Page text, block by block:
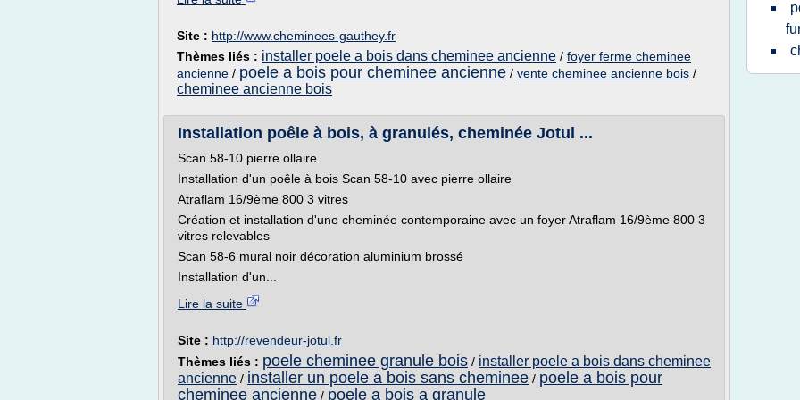
Site : http://www.cheminees-gauthey.fr
Thèmes liés : installer poele a bois dans cheminee ancienne / foyer ferme cheminee
ancienne / poele a bois pour cheminee ancienne / vente cheminee ancienne bois /
cheminee ancienne bois
Installation poêle à bois, à granulés, cheminée Jotul ...
Scan 58-10 pierre ollaire
Installation d'un poêle à bois Scan 58-10 avec pierre ollaire
Atraflam 16/9ème 800 3 vitres
Création et installation d'une cheminée contemporaine avec un foyer Atraflam 16/9ème 800 3
vitres relevables
Scan 58-6 mural noir décoration aluminium brossé
Installation d'un...
Lire la suite
Site : http://revendeur-jotul.fr
Thèmes liés : poele cheminee granule bois / installer poele a bois dans cheminee
ancienne / installer un poele a bois sans cheminee / poele a bois pour
cheminee ancienne / poele a bois a granule